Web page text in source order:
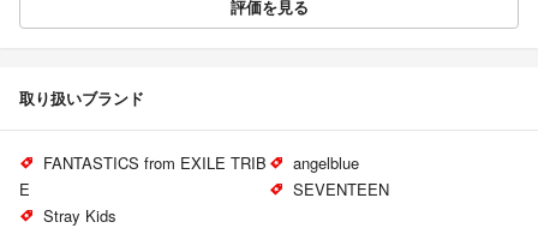
評価を見る
取り扱いブランド
FANTASTICS from EXILE TRIB
E
angelblue
SEVENTEEN
Stray Kids